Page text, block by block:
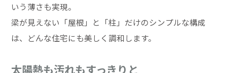
いう薄さも実現。
梁が見えない「屋根」と「柱」だけのシンプルな構成
は、どんな住宅にも美しく調和します。
太陽熱も汚れもすっきりと